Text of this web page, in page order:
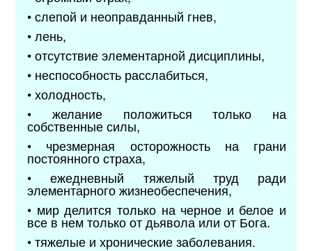
• слепой и неоправданный гнев,
• лень,
• отсутствие элементарной дисциплины,
• неспособность расслабиться,
• холодность,
• желание положиться только на
собственные силы,
• чрезмерная осторожность на грани
постоянного страха,
• ежедневный тяжелый труд ради
элементарного жизнеобеспечения,
• мир делится только на черное и белое и
все в нем только от дьявола или от Бога.
• тяжелые и хронические заболевания.